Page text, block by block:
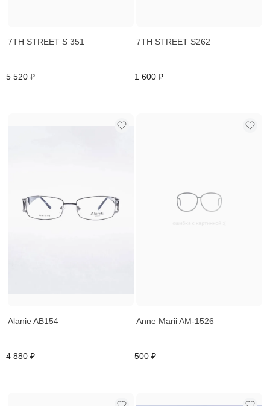
7TH STREET S 351
5 520 ₽
7TH STREET S262
1 600 ₽
Alanie AB154
4 880 ₽
Anne Marii AM-1526
500 ₽